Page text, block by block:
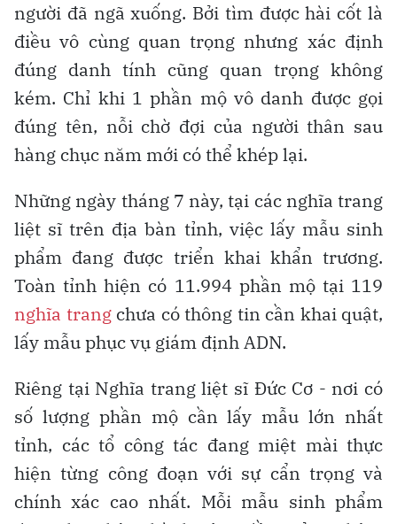
người đã ngã xuống. Bởi tìm được hài cốt là
điều vô cùng quan trọng nhưng xác định
đúng danh tính cũng quan trọng không
kém. Chỉ khi 1 phần mộ vô danh được gọi
đúng tên, nỗi chờ đợi của người thân sau
hàng chục năm mới có thể khép lại.
Những ngày tháng 7 này, tại các nghĩa trang
liệt sĩ trên địa bàn tỉnh, việc lấy mẫu sinh
phẩm đang được triển khai khẩn trương.
Toàn tỉnh hiện có 11.994 phần mộ tại 119
nghĩa trangchưa có thông tin cần khai quật,
lấy mẫu phục vụ giám định ADN.
Riêng tại Nghĩa trang liệt sĩ Đức Cơ - nơi có
số lượng phần mộ cần lấy mẫu lớn nhất
tỉnh, các tổ công tác đang miệt mài thực
hiện từng công đoạn với sự cẩn trọng và
chính xác cao nhất. Mỗi mẫu sinh phẩm